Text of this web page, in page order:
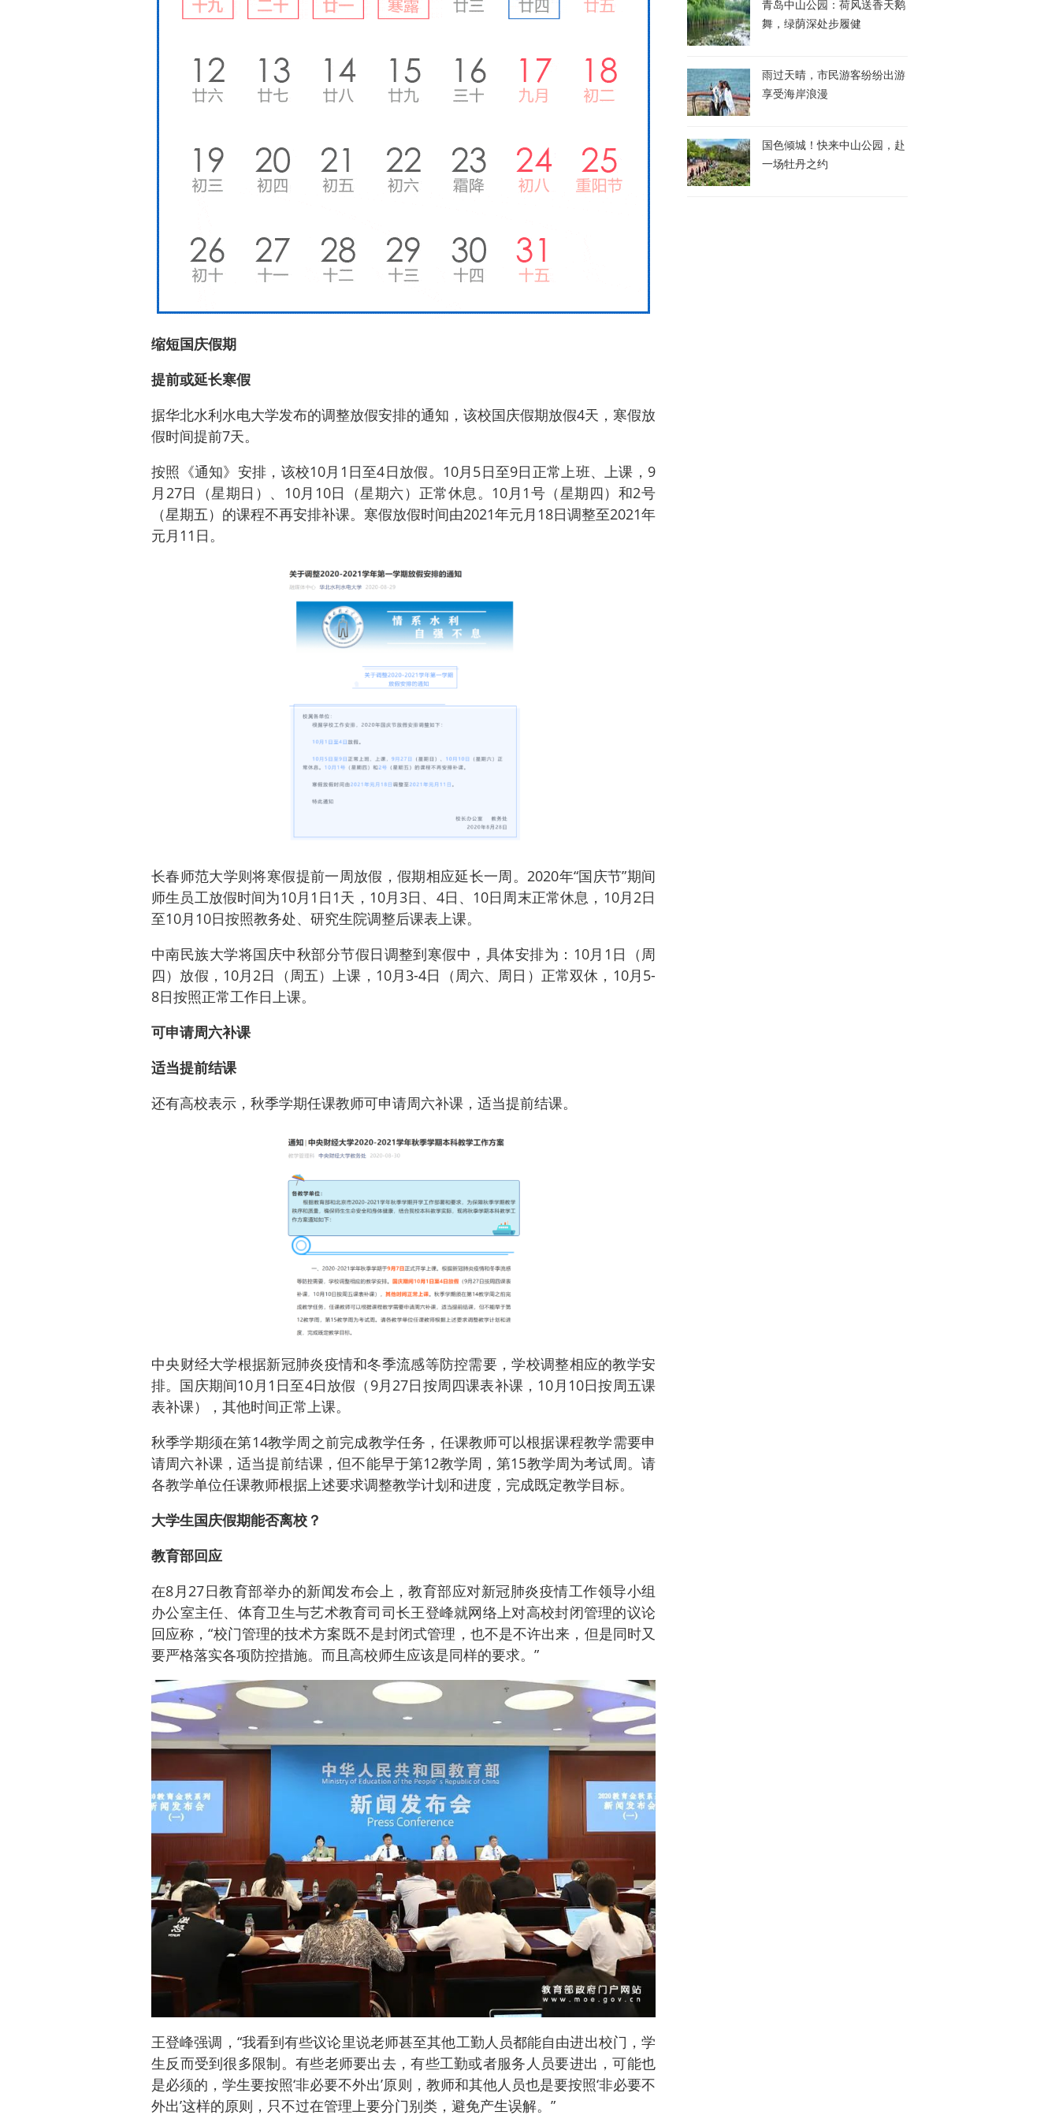
缩短国庆假期
提前或延长寒假
据华北水利水电大学发布的调整放假安排的通知，该校国庆假期放假4天，寒假放
假时间提前7天。
按照《通知》安排，该校10月1日至4日放假。10月5日至9日正常上班、上课，9
月27日（星期日）、10月10日（星期六）正常休息。10月1号（星期四）和2号
（星期五）的课程不再安排补课。寒假放假时间由2021年元月18日调整至2021年
元月11日。
长春师范大学则将寒假提前一周放假，假期相应延长一周。2020年“国庆节”期间
师生员工放假时间为10月1日1天，10月3日、4日、10日周末正常休息，10月2日
至10月10日按照教务处、研究生院调整后课表上课。
中南民族大学将国庆中秋部分节假日调整到寒假中，具体安排为：10月1日（周
四）放假，10月2日（周五）上课，10月3-4日（周六、周日）正常双休，10月5-
8日按照正常工作日上课。
可申请周六补课
适当提前结课
还有高校表示，秋季学期任课教师可申请周六补课，适当提前结课。
中央财经大学根据新冠肺炎疫情和冬季流感等防控需要，学校调整相应的教学安
排。国庆期间10月1日至4日放假（9月27日按周四课表补课，10月10日按周五课
表补课），其他时间正常上课。
秋季学期须在第14教学周之前完成教学任务，任课教师可以根据课程教学需要申
请周六补课，适当提前结课，但不能早于第12教学周，第15教学周为考试周。请
各教学单位任课教师根据上述要求调整教学计划和进度，完成既定教学目标。
大学生国庆假期能否离校？
教育部回应
在8月27日教育部举办的新闻发布会上，教育部应对新冠肺炎疫情工作领导小组
办公室主任、体育卫生与艺术教育司司长王登峰就网络上对高校封闭管理的议论
回应称，“校门管理的技术方案既不是封闭式管理，也不是不许出来，但是同时又
要严格落实各项防控措施。而且高校师生应该是同样的要求。”
王登峰强调，“我看到有些议论里说老师甚至其他工勤人员都能自由进出校门，学
生反而受到很多限制。有些老师要出去，有些工勤或者服务人员要进出，可能也
是必须的，学生要按照‘非必要不外出’原则，教师和其他人员也是要按照‘非必要不
外出’这样的原则，只不过在管理上要分门别类，避免产生误解。”
青岛中山公园：荷风送香天鹅
舞，绿荫深处步履健
雨过天晴，市民游客纷纷出游
享受海岸浪漫
国色倾城！快来中山公园，赴
一场牡丹之约